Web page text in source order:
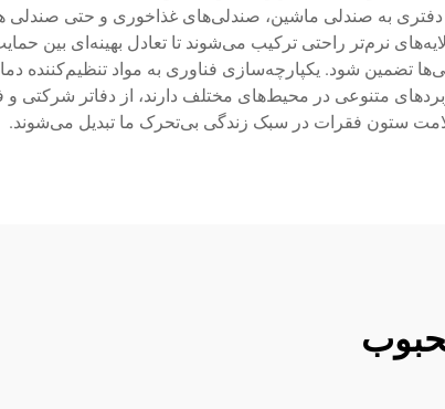
به صندلی ماشین، صندلی‌های غذاخوری و حتی صندلی
نرم‌تر راحتی ترکیب می‌شوند تا تعادل بهینه‌ای بین
تضمین شود. یکپارچه‌سازی فناوری به مواد تنظیم‌کننده
متنوعی در محیط‌های مختلف دارند، از دفاتر شرکتی و
ستون فقرات در سبک زندگی بی‌تحرک ما تبدیل می‌شوند.